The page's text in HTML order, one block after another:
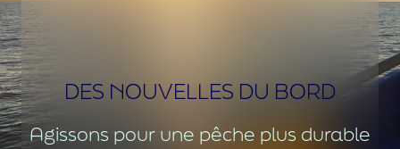
L’épargne solidaire, c’est quoi ?
J’épargne solidaire
DES NOUVELLES DU BORD
Agissons pour une pêche plus durable